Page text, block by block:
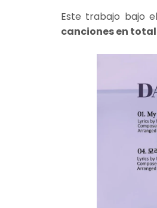
Este trabajo bajo
canciones en